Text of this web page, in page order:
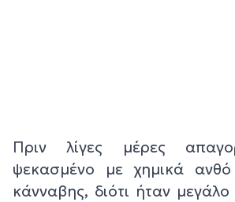
Πριν λίγες μέρες
ψεκασμένο με χημικά ανθό
κάνναβης, διότι ήταν